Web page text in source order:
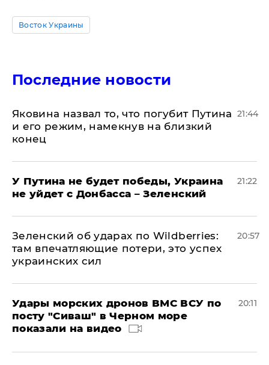
Восток Украины
Последние новости
Яковина назвал то, что погубит Путина
и его режим, намекнув на близкий
конец
21:44
У Путина не будет победы, Украина
не уйдет с Донбасса – Зеленский
21:22
Зеленский об ударах по Wildberries:
там впечатляющие потери, это успех
украинских сил
20:57
Удары морских дронов ВМС ВСУ по
посту "Сиваш" в Черном море
показали на видео
20:11